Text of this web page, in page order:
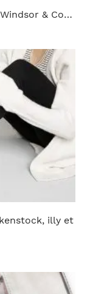
& Co…
illy et